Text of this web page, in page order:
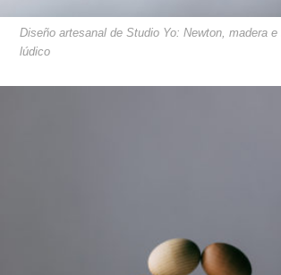
Diseño artesanal de Studio Yo: Newton, madera
lúdico